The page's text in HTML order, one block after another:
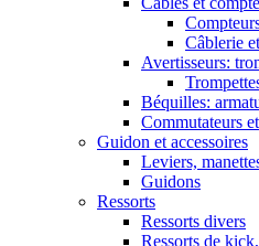
Câblerie
Avertisseurs:
Béquilles:
Commutateurs
Guidon et accessoires
Leviers,
Guidons
Ressorts
Ressorts divers
Ressorts de